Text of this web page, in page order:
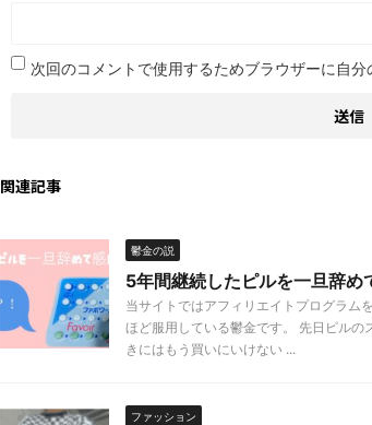
次回のコメントで使用するためブラウザーに自
関連記事
鬱金の説
5年間継続したピルを一旦辞め
当サイトではアフィリエイトプログラム
ほど服用している鬱金です。 先日ピルの
きにはもう買いにいけない ...
ファッション